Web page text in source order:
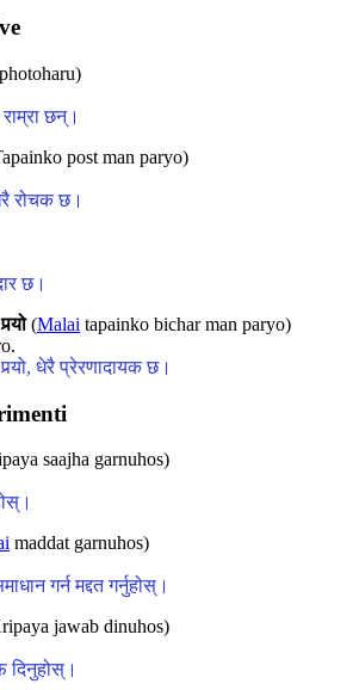
छन्।
post man paryo)
रोचक छ।
छ।
(Malai tapainko bichar man paryo)
धेरै प्रेरणादायक छ।
saajha garnuhos)
maddat garnuhos)
गर्न मद्दत गर्नुहोस्।
jawab dinuhos)
दिनुहोस्।